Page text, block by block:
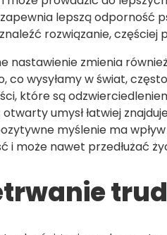
lepszą odporność
rozwiązanie,
nastawienie zmienia
co wysyłamy w świat,
które są
umysł łatwiej
myślenie ma
i może nawet przedłużać